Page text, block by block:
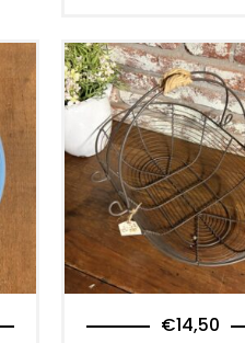
€ 14,50